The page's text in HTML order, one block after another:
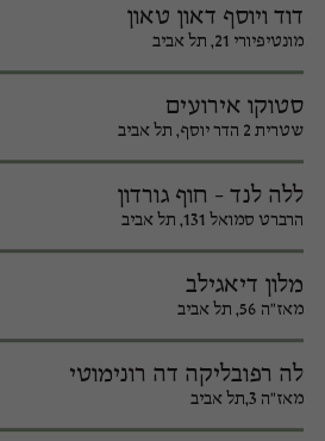
דוד ויוסף דאון טאון
מונטיפיורי 21, תל אביב
סטוקו אירועים
שטרית 2 הדר יוסף, תל אביב
ללה לנד - חוף גורדון
הרברט סמואל 131, תל אביב
מלון דיאגילב
מאז"ה 56, תל אביב
לה רפובליקה דה רונימוטי
מאז"ה 3,תל אביב